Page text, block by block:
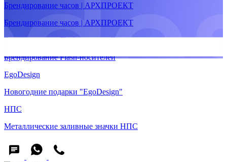
Брендирование часов | АРХПРОЕКТ
Брендирование часов | АРХПРОЕКТ
Брендирование Flash-носителей
Брендирование Flash-носителей
EgoDesign
Новогодние подарки "EgoDesign"
НПС
Металлические заливные значки НПС